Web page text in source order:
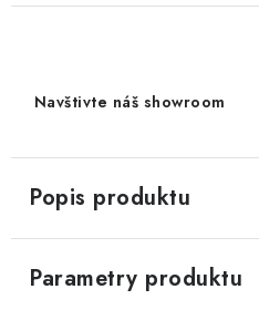
Navštivte náš showroom
Popis produktu
Parametry produktu